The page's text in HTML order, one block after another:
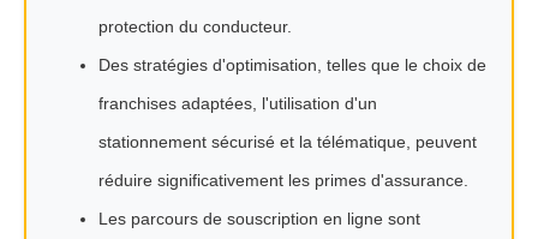
protection du conducteur.
Des stratégies d'optimisation, telles que le choix de
franchises adaptées, l'utilisation d'un
stationnement sécurisé et la télématique, peuvent
réduire significativement les primes d'assurance.
Les parcours de souscription en ligne sont